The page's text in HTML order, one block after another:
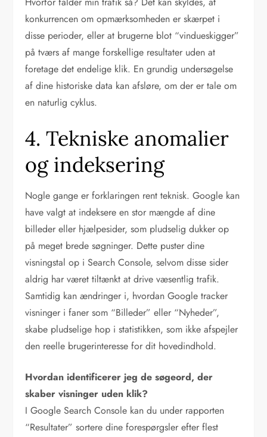
konkurrencen om opmærksomheden er skærpet i
disse perioder, eller at brugerne blot “vindueskigger”
på tværs af mange forskellige resultater uden at
foretage det endelige klik. En grundig undersøgelse
af dine historiske data kan afsløre, om der er tale om
en naturlig cyklus.
4. Tekniske anomalier
og indeksering
Nogle gange er forklaringen rent teknisk. Google kan
have valgt at indeksere en stor mængde af dine
billeder eller hjælpesider, som pludselig dukker op
på meget brede søgninger. Dette puster dine
visningstal op i Search Console, selvom disse sider
aldrig har været tiltænkt at drive væsentlig trafik.
Samtidig kan ændringer i, hvordan Google tracker
visninger i faner som “Billeder” eller “Nyheder”,
skabe pludselige hop i statistikken, som ikke afspejler
den reelle brugerinteresse for dit hovedindhold.
Hvordan identificerer jeg de søgeord, der
skaber visninger uden klik?
I Google Search Console kan du under rapporten
“Resultater” sortere dine forespørgsler efter flest